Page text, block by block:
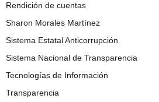
Rendición de cuentas
Sharon Morales Martínez
Sistema Estatal Anticorrupción
Sistema Nacional de Transparencia
Tecnologías de Información
Transparencia